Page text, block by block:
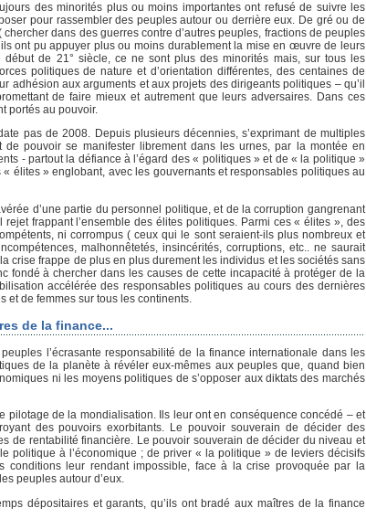
des minorités plus ou moins importantes ont refusé de suivre les
pour rassembler des peuples autour ou derrière eux. De gré ou de
dans des guerres contre d’autres peuples, fractions de peuples
ont pu appuyer plus ou moins durablement la mise en œuvre de leurs
de 21° siècle, ce ne sont plus des minorités mais, sur tous les
politiques de nature et d’orientation différentes, des centaines de
adhésion aux arguments et aux projets des dirigeants politiques – qu’il
de faire mieux et autrement que leurs adversaires. Dans ces
portés au pouvoir.
pas de 2008. Depuis plusieurs décennies, s’exprimant de multiples
pouvoir se manifester librement dans les urnes, par la montée en
- partout la défiance à l’égard des « politiques » et de « la politique »
élites » englobant, avec les gouvernants et responsables politiques au
d’une partie du personnel politique, et de la corruption gangrenant
frappant l’ensemble des élites politiques. Parmi ces « élites », des
ni corrompus ( ceux qui le sont seraient-ils plus nombreux et
malhonnêtetés, insincérités, corruptions, etc.. ne saurait
crise frappe de plus en plus durement les individus et les sociétés sans
fondé à chercher dans les causes de cette incapacité à protéger de la
accélérée des responsables politiques au cours des dernières
et de femmes sur tous les continents.
de la finance...
l’écrasante responsabilité de la finance internationale dans les
de la planète à révéler eux-mêmes aux peuples que, quand bien
ni les moyens politiques de s’opposer aux diktats des marchés
pilotage de la mondialisation. Ils leur ont en conséquence concédé – et
des pouvoirs exorbitants. Le pouvoir souverain de décider des
de rentabilité financière. Le pouvoir souverain de décider du niveau et
politique à l’économique ; de priver « la politique » de leviers décisifs
leur rendant impossible, face à la crise provoquée par la
peuples autour d’eux.
dépositaires et garants, qu’ils ont bradé aux maîtres de la finance